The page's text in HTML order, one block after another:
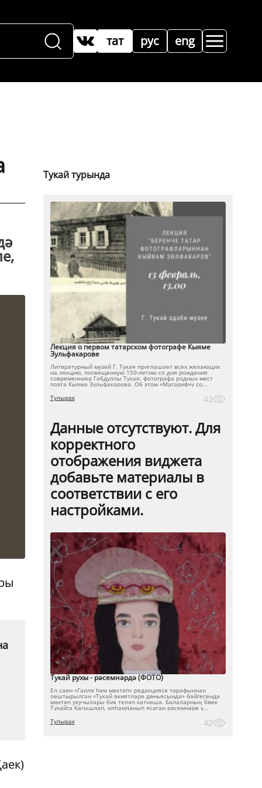
рус
тат eng
Тукай турында
Лекция о первом татарском фотографе Кыяме
Зульфакарове
Литературный музей Г. Тукая приглашает всех желающих
на лекцию, посвященную 150-летию со дня рождения
современника Габдуллы Тукая, фотографа родных мест
поэта Кыяма Зульфакарова. Об этом «Магариф»у со...
Тулырак
42
Данные отсутствуют. Для
корректного
отображения виджета
добавьте материалы в
соответствии с его
настройками.
Тукай рухы - рәсемнәрдә (ФОТО)
Ел саен «Гаилә һәм мәктәп» редакциясе тарафыннан
оештырылган «Тукай әкиятләре дөньясында» бәйгесендә
мәктәп укучылары бик теләп катнаша. Балаларның бөек
Тукайга багышлап, илһамланып ясаган рәсемнәре ү...
Тулырак
42